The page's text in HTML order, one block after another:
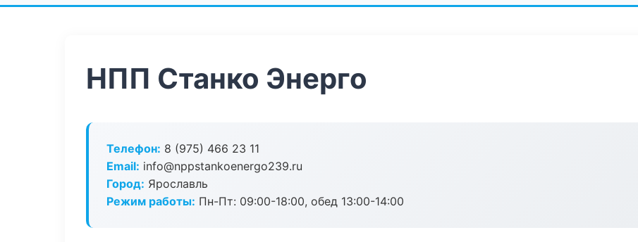
НПП Станко Энерго
Телефон: 8 (975) 466 23 11
Email: info@nppstankoenergo239.ru
Город: Ярославль
Режим работы: Пн-Пт: 09:00-18:00, обед 13:00-14:00